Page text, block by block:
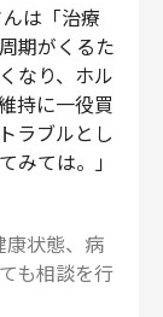
は「治療
期がくるた
なり、ホル
持に一役買
ラブルとし
みては。」
康状態、病
も相談を行